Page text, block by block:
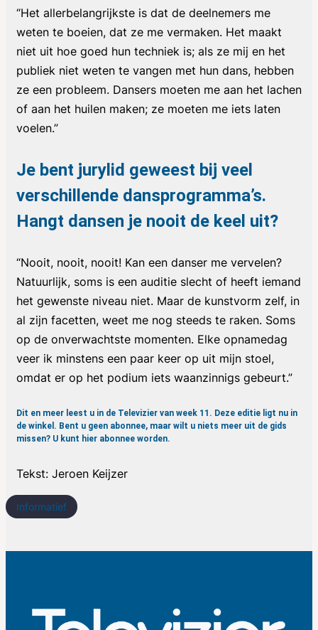
“Het allerbelangrijkste is dat de deelnemers me
weten te boeien, dat ze me vermaken. Het maakt
niet uit hoe goed hun techniek is; als ze mij en het
publiek niet weten te vangen met hun dans, hebben
ze een probleem. Dansers moeten me aan het lachen
of aan het huilen maken; ze moeten me iets laten
voelen.”
Je bent jurylid geweest bij veel
verschillende dansprogramma’s.
Hangt dansen je nooit de keel uit?
“Nooit, nooit, nooit! Kan een danser me vervelen?
Natuurlijk, soms is een auditie slecht of heeft iemand
het gewenste niveau niet. Maar de kunstvorm zelf, in
al zijn facetten, weet me nog steeds te raken. Soms
op de onverwachtste momenten. Elke opnamedag
veer ik minstens een paar keer op uit mijn stoel,
omdat er op het podium iets waanzinnigs gebeurt.”
Dit en meer leest u in de Televizier van week 11. Deze editie ligt nu in
de winkel. Bent u geen abonnee, maar wilt u niets meer uit de gids
missen? U kunt hier abonnee worden.
Tekst: Jeroen Keijzer
Informatief